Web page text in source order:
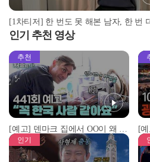
인기 추천 영상
추천
[예고] 덴마크 집에서 OO이 왜 나와...? 이상할 정도로 한국을 사랑하는 우리 형을 제보합니다!
인기